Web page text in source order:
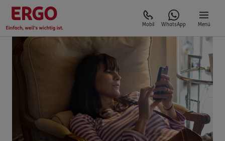
Mobil WhatsApp Menü